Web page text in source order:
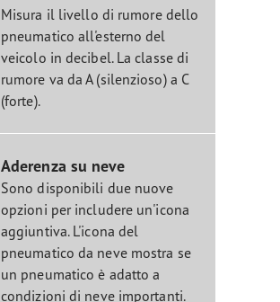
Misura il livello di rumore dello
pneumatico all'esterno del
veicolo in decibel. La classe di
rumore va da A (silenzioso) a C
(forte).
Aderenza su neve
Sono disponibili due nuove
opzioni per includere un'icona
aggiuntiva. L'icona del
pneumatico da neve mostra se
un pneumatico è adatto a
condizioni di neve importanti.